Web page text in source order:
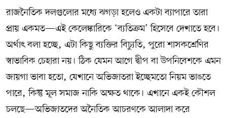
রাজনৈতিক দলগুলোর মধ্যে ঝগড়া হলেও একটা ব্যাপারে তারা
প্রায় একমত—এই কেলেঙ্কারিকে ‘ব্যতিক্রম’ হিসেবে দেখাতে হবে।
অর্থাৎ বলা হচ্ছে, এটা কিছু ব্যক্তির বিচ্যুতি, পুরো শাসকশ্রেণির
স্বাভাবিক চেহারা নয়। ঠিক যেমন আগে দ্বীপ বা উপনিবেশকে এমন
জায়গা ভাবা হতো, যেখানে অভিজাতরা ইচ্ছেমতো নিয়ম ভাঙতে
পারে, কিন্তু মূল সমাজ নাকি অক্ষত থাকে। এখানে একই কৌশল
চলছে—অভিজাতদের অনৈতিক আচরণকে আলাদা করে